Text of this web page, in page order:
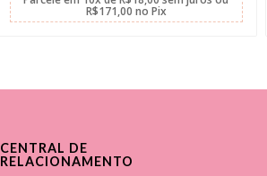
R$171,00 no Pix
CENTRAL DE
RELACIONAMENTO